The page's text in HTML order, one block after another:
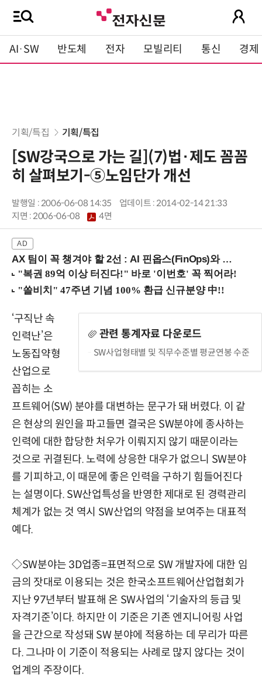
AI·SW 반도체 전자 모빌리티 통신 경제
기획/특집 기획/특집
[SW강국으로 가는 길](7)법·제도 꼼꼼
히 살펴보기-⑤노임단가 개선
발행일 : 2006-06-08 14:35
업데이트 : 2014-02-14 21:33
지면 :2006-06-08 4면
AX 팀이 꼭 챙겨야 할 2선 : AI 핀옵스(FinOps)와 토큰 거버넌스 (8/21 잠실역)
관련 통계자료 다운로드
SW사업형태별 및 직무수준별 평균연봉 수준
‘구직난 속
인력난’은
노동집약형
산업으로
꼽히는 소
프트웨어(SW) 분야를 대변하는 문구가 돼 버렸다. 이 같
은 현상의 원인을 파고들면 결국은 SW분야에 종사하는
인력에 대한 합당한 처우가 이뤄지지 않기 때문이라는
것으로 귀결된다. 노력에 상응한 대우가 없으니 SW분야
를 기피하고, 이 때문에 좋은 인력을 구하기 힘들어진다
는 설명이다. SW산업특성을 반영한 제대로 된 경력관리
체계가 없는 것 역시 SW산업의 약점을 보여주는 대표적
예다.
◇SW분야는 3D업종=표면적으로 SW 개발자에 대한 임
금의 잣대로 이용되는 것은 한국소프트웨어산업협회가
지난 97년부터 발표해 온 SW사업의 ‘기술자의 등급 및
자격기준’이다. 하지만 이 기준은 기존 엔지니어링 사업
을 근간으로 작성돼 SW 분야에 적용하는 데 무리가 따른
다. 그나마 이 기준이 적용되는 사례로 많지 않다는 것이
업계의 주장이다.